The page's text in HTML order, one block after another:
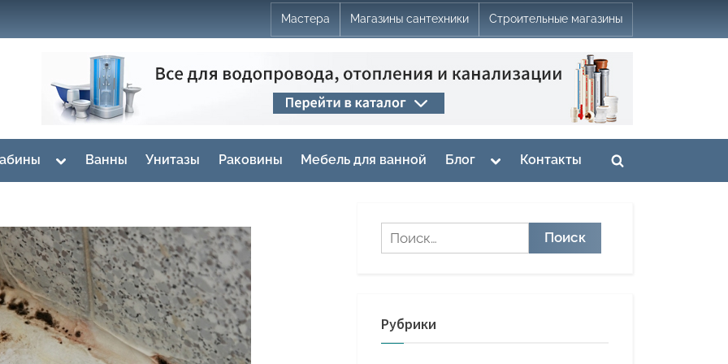
Мастера Магазины сантехники Строительные магазины
Toggle
menu
Ванны Унитазы Раковины Мебель для ванной Блог
Toggle
menu
Контакты
Toggle
Найти:
Рубрики